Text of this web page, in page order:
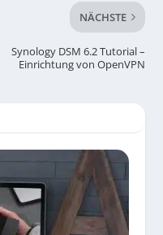
NÄCHSTE
Synology DSM 6.2 Tutorial –
Einrichtung von OpenVPN